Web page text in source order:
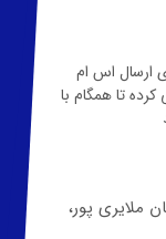
ارسال اس ام
تا همگام با
ملایری پور،